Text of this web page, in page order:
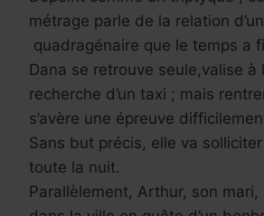
métrage parle de la relation
quadragénaire que le temps a
Dana se retrouve seule,valise à
recherche d’un taxi ; mais
s’avère une épreuve
Sans but précis, elle va
toute la nuit.
Parallèlement, Arthur, son